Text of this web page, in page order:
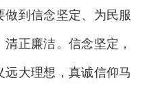
到信念坚定、为民服
正廉洁。信念坚定，
远大理想，真诚信仰马